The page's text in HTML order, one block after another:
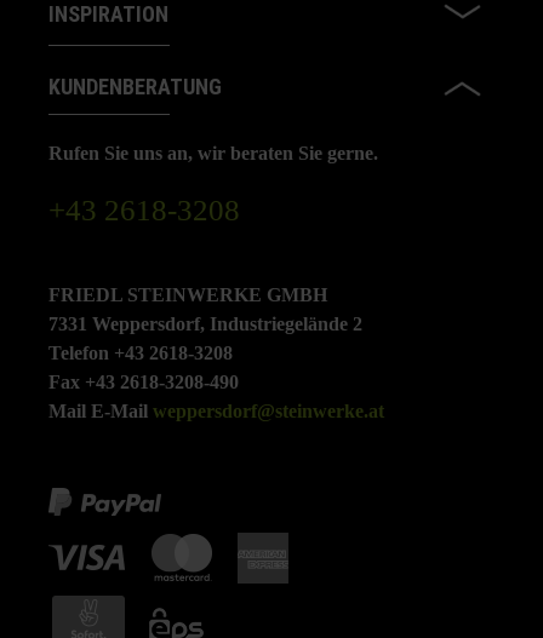
INSPIRATION
KUNDENBERATUNG
Rufen Sie uns an, wir beraten Sie gerne.
+43 2618-3208
FRIEDL STEINWERKE GMBH
7331 Weppersdorf, Industriegelände 2
Telefon +43 2618-3208
Fax +43 2618-3208-490
Mail E-Mail weppersdorf@steinwerke.at